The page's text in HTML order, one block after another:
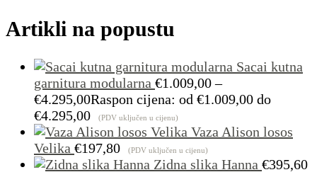
Artikli na popustu
Sacai kutna
garnitura modularna €1.009,00 –
€4.295,00Raspon cijena: od €1.009,00 do
€4.295,00
(PDV uključen u cijenu)
Vaza Alison losos
Velika €197,80 (PDV uključen u cijenu)
Zidna slika Hanna €395,60